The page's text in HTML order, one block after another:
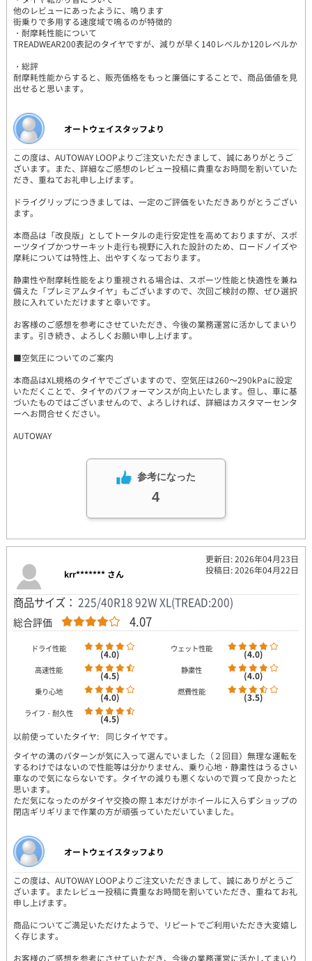
他のレビューにあったように、鳴ります
街乗りで多用する速度域で鳴るのが特徴的
・耐摩耗性能について
TREADWEAR200表記のタイヤですが、減りが早く140レベルか120レベルか
・総評
耐摩耗性能からすると、販売価格をもっと廉価にすることで、商品価値を見
出せると思います。
オートウェイスタッフより
この度は、AUTOWAY LOOPよりご注文いただきまして、誠にありがとうご
ざいます。また、詳細なご感想のレビュー投稿に貴重なお時間を割いていた
だき、重ねてお礼申し上げます。
ドライグリップにつきましては、一定のご評価をいただきありがとうござい
ます。
本商品は「改良版」としてトータルの走行安定性を高めておりますが、スポ
ーツタイプかつサーキット走行も視野に入れた設計のため、ロードノイズや
摩耗については特性上、出やすくなっております。
静粛性や耐摩耗性能をより重視される場合は、スポーツ性能と快適性を兼ね
備えた「プレミアムタイヤ」もございますので、次回ご検討の際、ぜひ選択
肢に入れていただけますと幸いです。
お客様のご感想を参考にさせていただき、今後の業務運営に活かしてまいり
ます。引き続き、よろしくお願い申し上げます。
■空気圧についてのご案内
本商品はXL規格のタイヤでございますので、空気圧は260～290kPaに設定
いただくことで、タイヤのパフォーマンスが向上いたします。但し、車に基
づいたものではございませんので、よろしければ、詳細はカスタマーセンタ
ーへお問合せください。
AUTOWAY
参考になった
4
更新日: 2026年04月23日
投稿日: 2026年04月22日
krr******* さん
商品サイズ： 225/40R18 92W XL(TREAD:200)
総合評価 4.07
ドライ性能 (4.0) ウェット性能 (4.0)
高速性能 (4.5) 静粛性 (4.0)
乗り心地 (4.0) 燃費性能 (3.5)
ライフ・耐久性
(4.5)
以前使っていたタイヤ:
同じタイヤです。
タイヤの溝のパターンが気に入って選んでいました（２回目）無理な運転を
するわけではないので性能等は分かりません、乗り心地・静粛性はうるさい
車なので気にならないです。タイヤの減りも悪くないので買って良かったと
思います。
ただ気になったのがタイヤ交換の際１本だけがホイールに入らずショップの
閉店ギリギリまで作業の方が頑張っていただいていました。
オートウェイスタッフより
この度は、AUTOWAY LOOPよりご注文いただきまして、誠にありがとうご
ざいます。またレビュー投稿に貴重なお時間を割いていただき、重ねてお礼
申し上げます。
商品についてご満足いただけたようで、リピートでご利用いただき大変嬉し
く存じます。
お客様のご感想を参考にさせていただき、今後の業務運営に活かしてまいり